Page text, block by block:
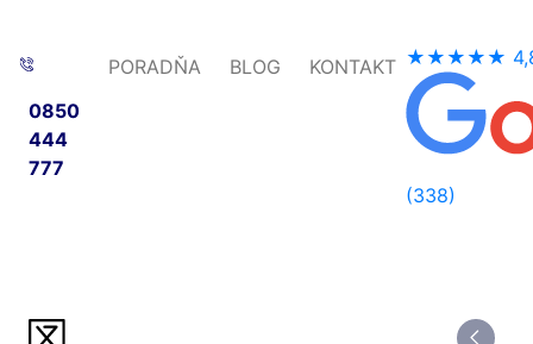
0850
444
777
PORADŇA BLOG KONTAKT ★★★★★
(338)